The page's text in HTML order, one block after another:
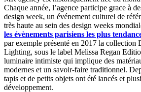
Chaque année, l’agence participe grace à
design week, un événement culturel de
très haute au sein des design weeks
les évènements parisiens les plus
par exemple présenté en 2017 la
Lighting, sous le label Melissa Regan
luminaire intimiste qui implique des
modernes et un savoir-faire traditionnel.
tapis et de petits objets ont été lancés et
développement.